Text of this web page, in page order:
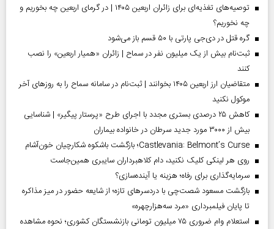
توصیه‌های تغذیه‌ای برای زائران اربعین ۱۴۰۵ | در گرمای اربعین چه بخوریم و
چه نخوریم؟
گره قتل در دی‌جی پارتی با ۵۰ قسم باز می‌شود
ثبت‌نام بیش از یک میلیون نفر در سماح | زائران «همیار اربعین» را نصب
کنند
متقاضیان ارز اربعین ۱۴۰۵ بخوانند | ثبت‌نام در سامانه سماح را به روز‌های آخر
موکول نکنید
کاهش ۲۵ درصدی بستری مجدد با اجرای طرح «پرستار پیگیر» | شناسایی
بیش از ۳۰۰۰ مورد جدید سرطان در خانواده بیماران
Castlevania: Belmont’s Curse؛ بازگشت باشکوه شکارچیان خون‌آشام
روی هر لینکی کلیک نکنید، دام کلاهبرداران سایبری همین‌جاست
سرمایه‌گذاری برای رفاه؛ هزینه یا آینده‌سازی؟
بازگشت مسعود شصت‌چی با دردسر‌های تازه؛ از شایعه حضور در میز مذاکره
تا پایان فیلمبرداری «مرد سه‌هزارچهره»
استعلام وام ضروری ۷۵ میلیون تومانی بازنشستگان کشوری؛ نحوه مشاهده